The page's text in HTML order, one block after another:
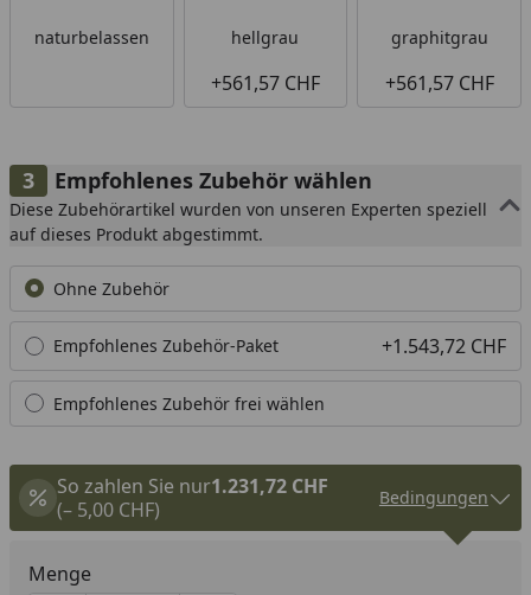
naturbelassen hellgrau
+561,57 CHF
graphitgrau
+561,57 CHF
Empfohlenes Zubehör wählen
Diese Zubehörartikel wurden von unseren Experten speziell
auf dieses Produkt abgestimmt.
Ohne Zubehör
Empfohlenes Zubehör-Paket +1.543,72 CHF
Empfohlenes Zubehör frei wählen
So zahlen Sie nur1.231,72 CHF
(– 5,00 CHF)
Bedingungen
Menge